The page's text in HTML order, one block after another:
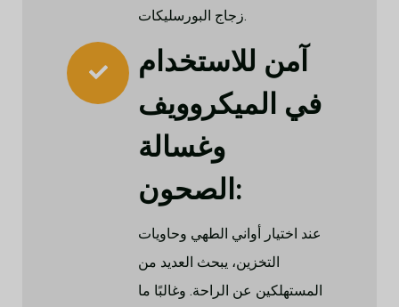
زجاج البورسليكات.
آمن للاستخدام
في الميكروويف
وغسالة
الصحون:
عند اختيار أواني الطهي وحاويات
التخزين، يبحث العديد من
المستهلكين عن الراحة. وغالبًا ما